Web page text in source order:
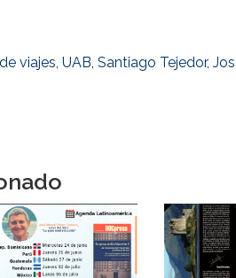
viajes, UAB, Santiago Tejedor,